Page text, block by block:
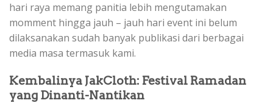
hari raya memang panitia lebih mengutamakan
momment hingga jauh – jauh hari event ini belum
dilaksanakan sudah banyak publikasi dari berbagai
media masa termasuk kami.
Kembalinya JakCloth: Festival Ramadan
yang Dinanti-Nantikan